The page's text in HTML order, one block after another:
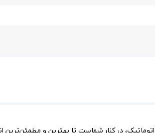
در کنار شماست تا بهترین و مطمئن‌ترین